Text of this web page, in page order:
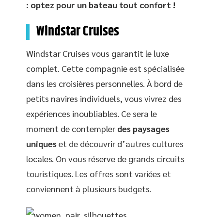
: optez pour un bateau tout confort !
Windstar Cruises
Windstar Cruises vous garantit le luxe
complet. Cette compagnie est spécialisée
dans les croisières personnelles. À bord de
petits navires individuels, vous vivrez des
expériences inoubliables. Ce sera le
moment de contempler des paysages
uniqueset de découvrir d’autres cultures
locales. On vous réserve de grands circuits
touristiques. Les offres sont variées et
conviennent à plusieurs budgets.